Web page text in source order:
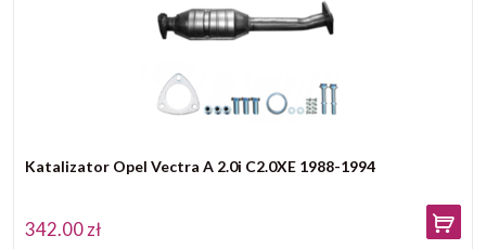
Katalizator Opel Vectra A 2.0i C2.0XE 1988-1994
342.00 zł